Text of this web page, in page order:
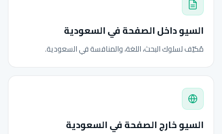
السيو داخل الصفحة في السعودية
مُكيّف لسلوك البحث، اللغة، والمنافسة في السعودية.
السيو خارج الصفحة في السعودية